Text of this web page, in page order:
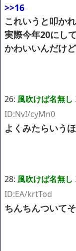
>>16
これいうと叩か
実際今年20にし
かわいいんだけ
26: 風吹けば名無し
ID:NvI/cyMn0
よくみたらいう
28: 風吹けば名無し
ID:EA/krtTod
ちんちんついて